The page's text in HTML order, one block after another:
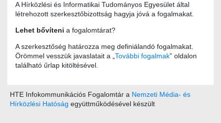
A Hírközlési és Informatikai Tudományos Egyesület által
létrehozott szerkesztőbizottság hagyja jóvá a fogalmakat.
Lehet bővíteni a fogalomtárat?
A szerkesztőség határozza meg definiálandó fogalmakat.
Örömmel vesszük javaslatait a „ További fogalmak” oldalon
található űrlap kitöltésével.
HTE Infokommunikációs Fogalomtár a Nemzeti Média- és
Hírközlési Hatóság együttműködésével készült